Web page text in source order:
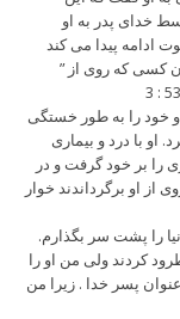
خدای پدر به او
” خوار و مطرود نزد آدمیان مرد درد آشنا و زنجدیده چون کسی که روی از
خود را به طور خستگی
او با درد و بیماری
را بر خود گرفت و در
او برگرداندند خوار
را پشت سر بگذارم.
کردند ولی من او را
پسر خدا . زیرا من